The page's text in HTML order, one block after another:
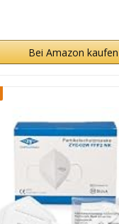
Bei Amazon kaufen